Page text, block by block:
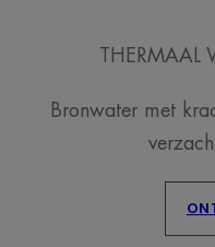
THERMAAL
Bronwater met